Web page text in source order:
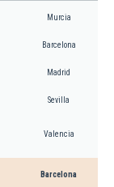
Murcia
Barcelona
Madrid
Sevilla
Valencia
Barcelona